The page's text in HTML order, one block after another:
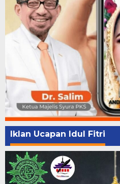
Iklan Ucapan Idul Fitri